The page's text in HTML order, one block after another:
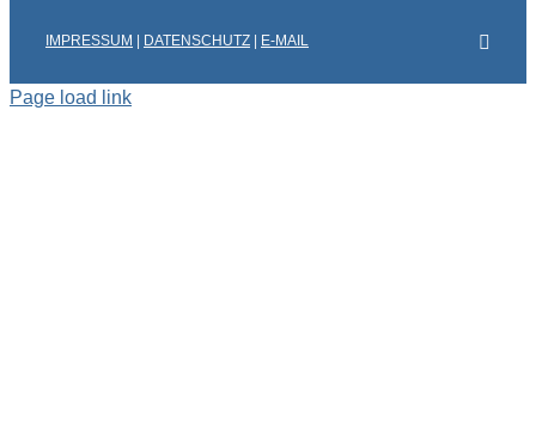
IMPRESSUM DATENSCHUTZ E-MAIL
Page load link